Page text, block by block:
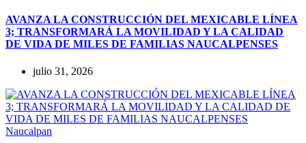
AVANZA LA CONSTRUCCIÓN DEL MEXICABLE LÍNEA
3; TRANSFORMARÁ LA MOVILIDAD Y LA CALIDAD
DE VIDA DE MILES DE FAMILIAS NAUCALPENSES
julio 31, 2026
Naucalpan